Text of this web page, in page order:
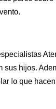
sus hijos.
lo que